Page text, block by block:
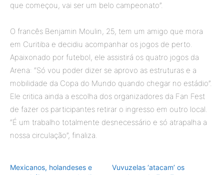
que começou, vai ser um belo campeonato”.
O francês Benjamin Moulin, 25, tem um amigo que mora
em Curitiba e decidiu acompanhar os jogos de perto.
Apaixonado por futebol, ele assistirá os quatro jogos da
Arena: “Só vou poder dizer se aprovo as estruturas e a
mobilidade da Copa do Mundo quando chegar no estádio”.
Ele critica ainda a escolha dos organizadores da Fan Fest
de fazer os participantes retirar o ingresso em outro local.
“É um trabalho totalmente desnecessário e só atrapalha a
nossa circulação”, finaliza.
Mexicanos, holandeses e
Vuvuzelas ‘atacam’ os